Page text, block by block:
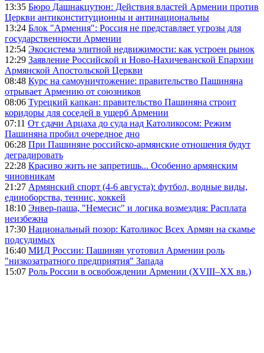
13:35 Бюро Дашнакцутюн: Действия властей Армении против
Церкви антиконституционны и антинациональны
13:24 Блок "Армения": Россия не представляет угрозы для
государственности Армении
12:54 Экосистема элитной недвижимости: как устроен рынок
12:29 Заявление Российской и Ново-Нахичеванской Епархии
Армянской Апостольской Церкви
08:48 Курс на самоуничтожение: правительство Пашиняна
отрывает Армению от союзников
08:06 Турецкий капкан: правительство Пашиняна строит
коридоры для соседей в ущерб Армении
07:11 От сдачи Арцаха до суда над Католикосом: Режим
Пашиняна пробил очередное дно
06:28 При Пашиняне российско-армянские отношения будут
деградировать
22:28 Красиво жить не запретишь... Особенно армянским
чиновникам
21:27 Армянский спорт (4-6 августа): футбол, водные виды,
единоборства, теннис, хоккей
18:10 Энвер-паша, "Немесис" и логика возмездия: Расплата
неизбежна
17:30 Национальный позор: Католикос Всех Армян на скамье
подсудимых
16:40 МИД России: Пашинян уготовил Армении роль
"низкозатратного предприятия" Запада
15:07 Роль России в освобождении Армении (XVIII–XX вв.)